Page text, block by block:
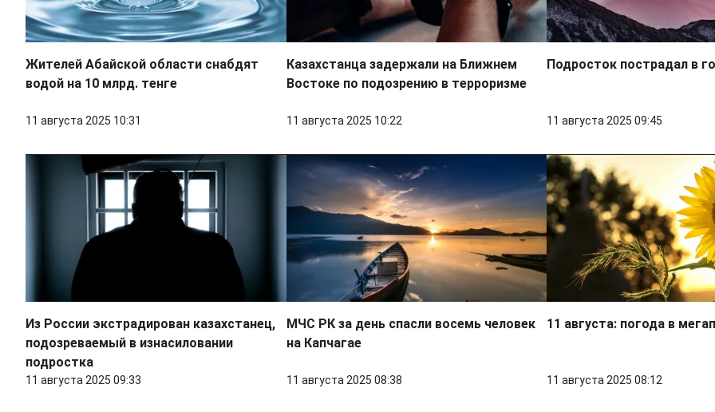
Жителей Абайской области снабдят
водой на 10 млрд. тенге
11 августа 2025 10:31
Казахстанца задержали на Ближнем
Востоке по подозрению в терроризме
11 августа 2025 10:22
Подросток пострадал в
11 августа 2025 09:45
Из России экстрадирован казахстанец,
подозреваемый в изнасиловании
подростка
11 августа 2025 09:33
МЧС РК за день спасли восемь человек
на Капчагае
11 августа 2025 08:38
11 августа: погода в
11 августа 2025 08:12